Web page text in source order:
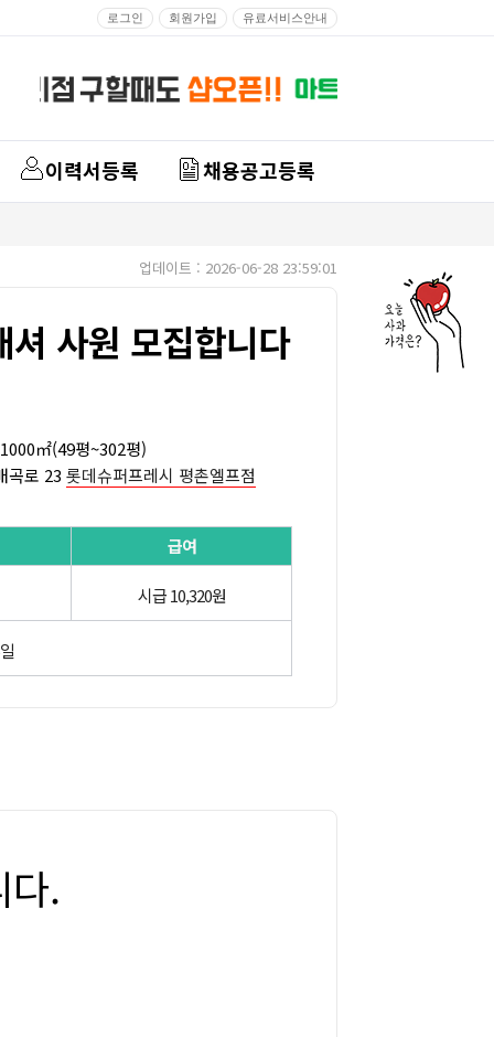
로그인 회원가입 유료서비스안내
이력서등록 채용공고등록
업데이트 : 2026-06-28 23:59:01
사원 모집합니다
㎡(49평~302평)
곡로 23 롯데슈퍼프레시 평촌엘프점
급여
시급 10,320원
다.